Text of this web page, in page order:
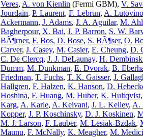
Veres, A. von Kienlin (Fermi GBM), V.
Jourdain, P. Laurent, F. Lebrun, A.
Ackermann, J. Adams, J. A. Aguilar, M.
Bagherpour, X. Bai, J. P. Barron, S. W.
BÃ¶rner, F. Bos, D. Bose, S. BÃ¶ser, O.
Carver, J. Casey, M. Casier, E. Cheung, D.
C. De Clercq, J. J. DeLaunay, H.
Dumm, M. Dunkman, E. Dvorak, B.
Friedman, T. Fuchs, T. K. Gaisser, J.
Hallgren, F. Halzen, K. Hanson, D.
Hoshina, F. Huang, M. Huber, K. Hultqvist,
Karg, A. Karle, A. Keivani, J. L. Kelley, A.
Kopper, J. P. Koschinsky, D. J. Koskinen,
M. J. Larson, F. Lauber, M. Lesiak-Bzdak,
Maunu, F. McNally, K. Meagher, M. Medici